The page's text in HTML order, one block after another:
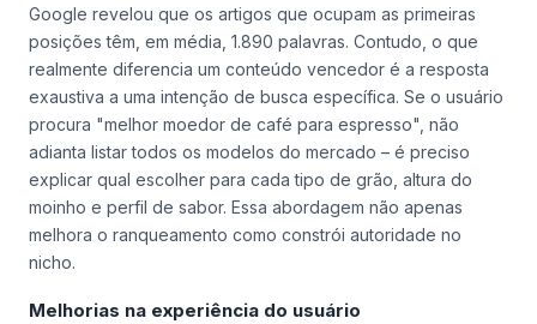
Google revelou que os artigos que ocupam as primeiras
posições têm, em média, 1.890 palavras. Contudo, o que
realmente diferencia um conteúdo vencedor é a resposta
exaustiva a uma intenção de busca específica. Se o usuário
procura "melhor moedor de café para espresso", não
adianta listar todos os modelos do mercado – é preciso
explicar qual escolher para cada tipo de grão, altura do
moinho e perfil de sabor. Essa abordagem não apenas
melhora o ranqueamento como constrói autoridade no
nicho.
Melhorias na experiência do usuário